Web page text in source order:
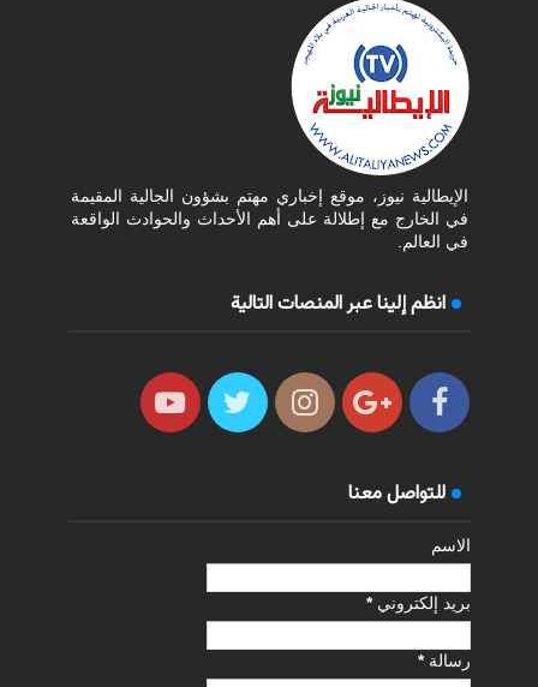
الإيطالية نيوز، موقع إخباري مهتم بشؤون الجالية المقيمة
في الخارج مع إطلالة على أهم الأحداث والحوادث الواقعة
في العالم.
انظم إلينا عبر المنصات التالية
للتواصل معنا
الاسم
بريد إلكتروني*
رسالة*